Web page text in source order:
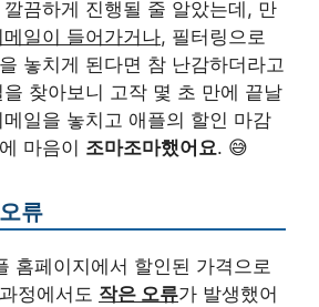
끔하게 진행될 줄 알았는데, 만
일이 들어가거나, 필터링으로
놓치게 된다면 참 난감하더라고
찾아보니 고작 몇 초 만에 끝날
일을 놓치고 애플의 할인 마감
마음이 조마조마했어요. 😅
류
홈페이지에서 할인된 가격으로
정에서도 작은 오류가 발생했어